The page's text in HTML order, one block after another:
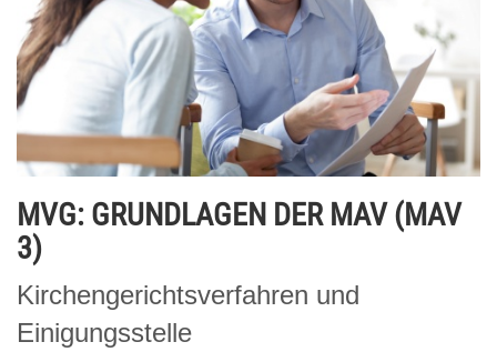
MVG: GRUNDLAGEN DER MAV (MAV
3)
Kirchengerichtsverfahren und
Einigungsstelle